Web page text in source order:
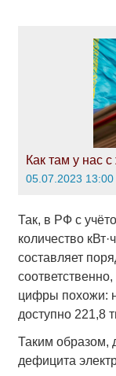
Как там у нас
05.07.2023 13:00
Так, в РФ с
количество
составляет
цифры похожи:
доступно 221,8
Таким образом,
дефицита